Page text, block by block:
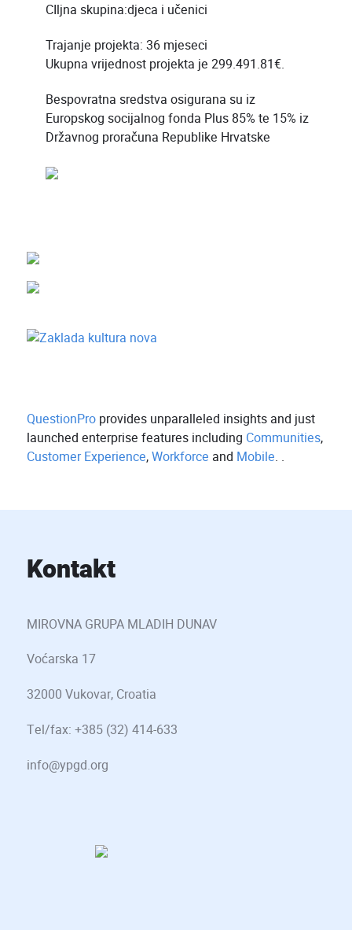
CIljna skupina:djeca i učenici
Trajanje projekta: 36 mjeseci
Ukupna vrijednost projekta je 299.491.81€.
Bespovratna sredstva osigurana su iz
Europskog socijalnog fonda Plus 85% te 15% iz
Državnog proračuna Republike Hrvatske
QuestionPro provides unparalleled insights and just
launched enterprise features including Communities,
Customer Experience,Workforce and Mobile. .
Kontakt
MIROVNA GRUPA MLADIH DUNAV
Voćarska 17
32000 Vukovar, Croatia
Tel/fax: +385 (32) 414-633
info@ypgd.org